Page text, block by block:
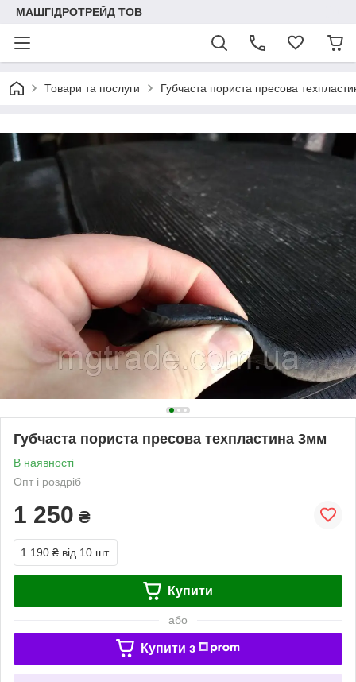
МАШГІДРОТРЕЙД ТОВ
Товари та послуги Губчаста пориста пресова
Губчаста пориста пресова техпластина 3мм
В наявності
Опт і роздріб
1 250 ₴
1 190 ₴ від 10 шт.
Купити
або
Купити з